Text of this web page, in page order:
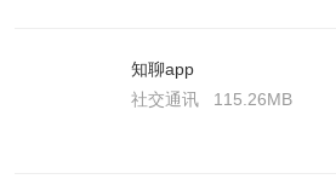
知聊app
社交通讯
115.26MB